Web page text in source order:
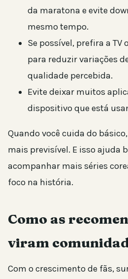
da maratona e evite
mesmo tempo.
Se possível, prefira a
para reduzir variações
qualidade percebida.
Evite deixar muitos
dispositivo que está
Quando você cuida do
mais previsível. E isso ajuda
acompanhar mais séries
foco na história.
Como as
viram
Com o crescimento de fãs,